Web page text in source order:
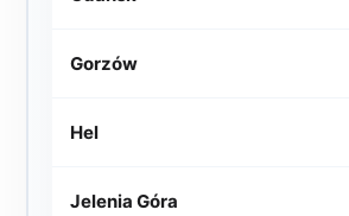
Gorzów
Hel
Jelenia Góra